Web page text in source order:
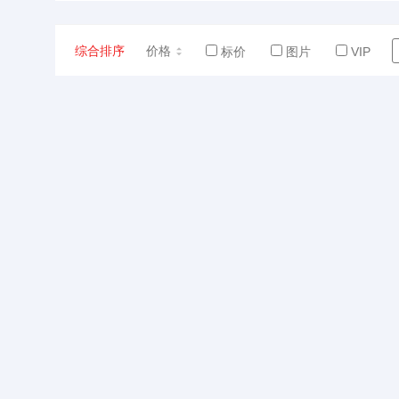
综合排序 价格 标价 图片 VIP